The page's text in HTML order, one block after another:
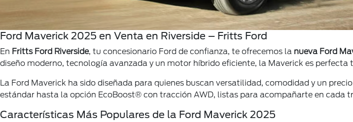
Ford Maverick 2025 en Venta en Riverside – Fritts Ford
En Fritts Ford Riverside, tu concesionario Ford de confianza, te ofrecemos la nueva Ford
diseño moderno, tecnología avanzada y un motor híbrido eficiente, la Maverick es
La Ford Maverick ha sido diseñada para quienes buscan versatilidad, comodidad y un
estándar hasta la opción EcoBoost® con tracción AWD, listas para acompañarte en cada
Características Más Populares de la Ford Maverick 2025